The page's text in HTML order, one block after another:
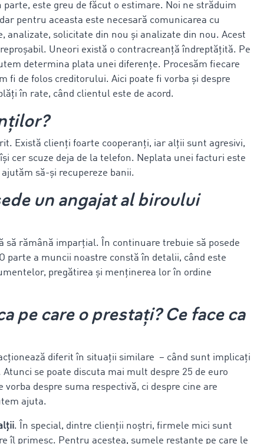
este greu de făcut o estimare. Noi ne străduim
pentru aceasta este necesară comunicarea cu
analizate, solicitate din nou și analizate din nou. Acest
Uneori există o contracreanță îndreptățită. Pe
determina plata unei diferențe. Procesăm fiecare
fi de folos creditorului. Aici poate fi vorba și despre
în rate, când clientul este de acord.
Există clienți foarte cooperanți, iar alții sunt agresivi,
cer scuze deja de la telefon. Neplata unei facturi este
să-și recupereze banii.
un angajat al biroului
rămână imparțial. În continuare trebuie să posede
parte a muncii noastre constă în detalii, când este
pregătirea și menținerea lor în ordine
pe care o prestați? Ce face ca
diferit în situații similare – când sunt implicați
se poate discuta mai mult despre 25 de euro
despre suma respectivă, ci despre cine are
ajuta.
. În special, dintre clienții noștri, firmele mici sunt
îl primesc. Pentru acestea, sumele restante pe care le